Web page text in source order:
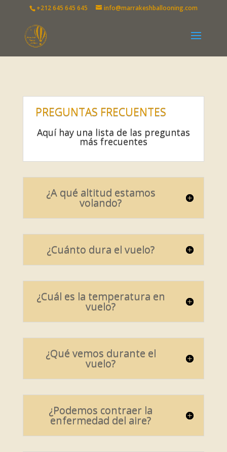
+212 645 645 645 info@marrakeshballooning.com
PREGUNTAS FRECUENTES
Aquí hay una lista de las preguntas
más frecuentes
¿A qué altitud estamos
volando?
¿Cuánto dura el vuelo?
¿Cuál es la temperatura en
vuelo?
¿Qué vemos durante el
vuelo?
¿Podemos contraer la
enfermedad del aire?